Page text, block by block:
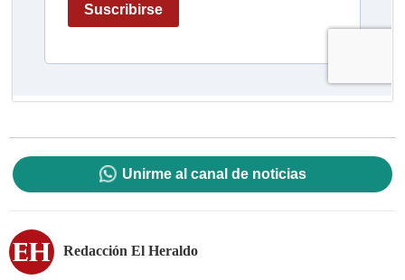
Unirme al canal de noticias
Redacción El Heraldo